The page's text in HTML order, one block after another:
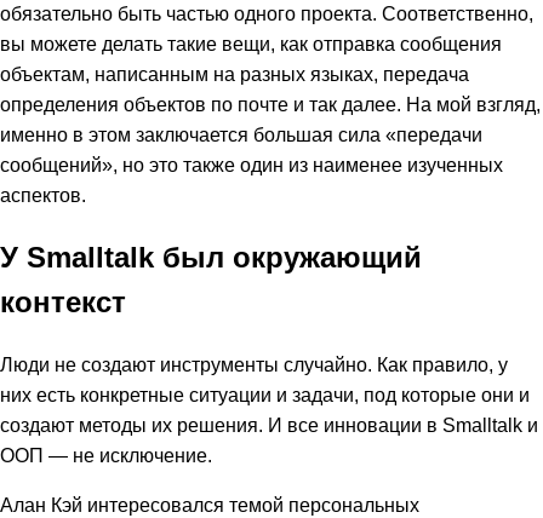
обязательно быть частью одного проекта. Соответственно,
вы можете делать такие вещи, как отправка сообщения
объектам, написанным на разных языках, передача
определения объектов по почте и так далее. На мой взгляд,
именно в этом заключается большая сила «передачи
сообщений», но это также один из наименее изученных
аспектов.
У Smalltalk был окружающий
контекст
Люди не создают инструменты случайно. Как правило, у
них есть конкретные ситуации и задачи, под которые они и
создают методы их решения. И все инновации в Smalltalk и
ООП — не исключение.
Алан Кэй интересовался темой персональных